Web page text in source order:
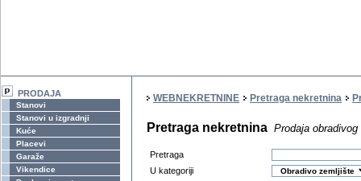
PRODAJA
Stanovi
Stanovi u izgradnji
Kuće
Placevi
Garaže
Vikendice
WEBNEKRETNINE Pretraga nekretnina
Pretraga nekretnina Prodaja
Pretraga
U kategoriji